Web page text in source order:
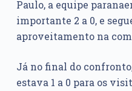
Paulo, a equipe
importante 2 a 0, e
aproveitamento na
Já no final do
estava 1 a 0 para os